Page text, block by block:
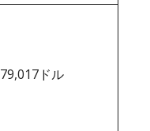
79,017ドル